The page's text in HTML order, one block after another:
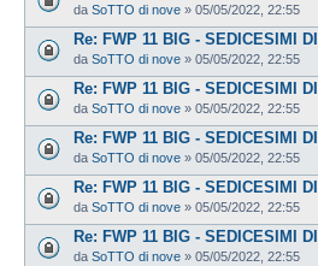
da SoTTO di nove » 05/05/2022, 22:55
Re: FWP 11 BIG - SEDICESIMI
da SoTTO di nove » 05/05/2022, 22:55
Re: FWP 11 BIG - SEDICESIMI
da SoTTO di nove » 05/05/2022, 22:55
Re: FWP 11 BIG - SEDICESIMI
da SoTTO di nove » 05/05/2022, 22:55
Re: FWP 11 BIG - SEDICESIMI
da SoTTO di nove » 05/05/2022, 22:55
Re: FWP 11 BIG - SEDICESIMI
da SoTTO di nove » 05/05/2022, 22:55